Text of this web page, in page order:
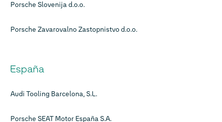
Porsche Slovenija d.o.o.
Porsche Zavarovalno Zastopnistvo d.o.o.
España
Audi Tooling Barcelona, S.L.
Porsche SEAT Motor España S.A.